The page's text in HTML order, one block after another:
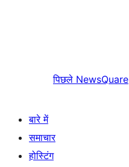
पिछले NewsQuare
बारे में
समाचार
होस्टिंग